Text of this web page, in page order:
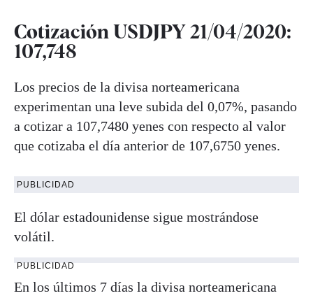
Cotización USDJPY 21/04/2020:
107,748
Los precios de la divisa norteamericana
experimentan una leve subida del 0,07%, pasando
a cotizar a 107,7480 yenes con respecto al valor
que cotizaba el día anterior de 107,6750 yenes.
PUBLICIDAD
El dólar estadounidense sigue mostrándose
volátil.
PUBLICIDAD
En los últimos 7 días la divisa norteamericana